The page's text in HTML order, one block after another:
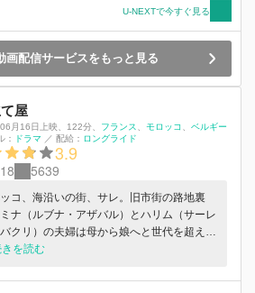
に、生まれて初めて市江の心は揺れ動く
U-NEXTで今すぐ見る
画配信サービスをもっと見る
屋
月16日上映、 122分、 フランス モロッコ
ベルギー
：
ドラマ ／ 配給： ロングライド
3.9
5639
コ、海沿いの街、サレ。旧市街の路地裏
ナ（ルブナ・アザバル）とハリム（サーレ
クリ）の夫婦は母から娘へと世代を超えて
がれる、カフタンドレスの仕立て屋を営ん
からはじかれた存在と苦悩するハリム。そ
を読む